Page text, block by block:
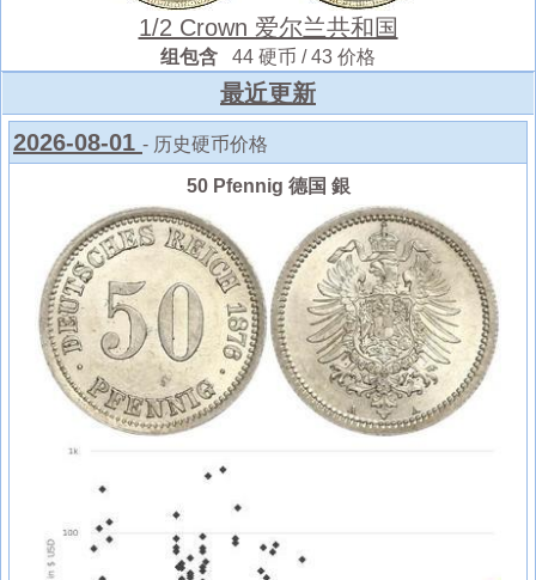
1/2 Crown 爱尔兰共和国
组包含 44 硬币 / 43 价格
最近更新
2026-08-01 - 历史硬币价格
50 Pfennig 德国 銀